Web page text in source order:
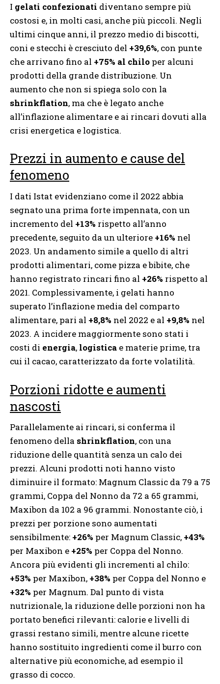
I gelati confezionati diventano sempre più
costosi e, in molti casi, anche più piccoli. Negli
ultimi cinque anni, il prezzo medio di biscotti,
coni e stecchi è cresciuto del +39,6%, con punte
che arrivano fino al +75% al chilo per alcuni
prodotti della grande distribuzione. Un
aumento che non si spiega solo con la
shrinkflation, ma che è legato anche
all’inflazione alimentare e ai rincari dovuti alla
crisi energetica e logistica.
Prezzi in aumento e cause del
fenomeno
I dati Istat evidenziano come il 2022 abbia
segnato una prima forte impennata, con un
incremento del +13% rispetto all’anno
precedente, seguito da un ulteriore +16% nel
2023. Un andamento simile a quello di altri
prodotti alimentari, come pizza e bibite, che
hanno registrato rincari fino al +26% rispetto al
2021. Complessivamente, i gelati hanno
superato l’inflazione media del comparto
alimentare, pari al +8,8% nel 2022 e al +9,8% nel
2023. A incidere maggiormente sono stati i
costi di energia, logistica e materie prime, tra
cui il cacao, caratterizzato da forte volatilità.
Porzioni ridotte e aumenti
nascosti
Parallelamente ai rincari, si conferma il
fenomeno della shrinkflation, con una
riduzione delle quantità senza un calo dei
prezzi. Alcuni prodotti noti hanno visto
diminuire il formato: Magnum Classic da 79 a 75
grammi, Coppa del Nonno da 72 a 65 grammi,
Maxibon da 102 a 96 grammi. Nonostante ciò, i
prezzi per porzione sono aumentati
sensibilmente: +26% per Magnum Classic, +43%
per Maxibon e +25% per Coppa del Nonno.
Ancora più evidenti gli incrementi al chilo:
+53% per Maxibon, +38% per Coppa del Nonno e
+32% per Magnum. Dal punto di vista
nutrizionale, la riduzione delle porzioni non ha
portato benefici rilevanti: calorie e livelli di
grassi restano simili, mentre alcune ricette
hanno sostituito ingredienti come il burro con
alternative più economiche, ad esempio il
grasso di cocco.